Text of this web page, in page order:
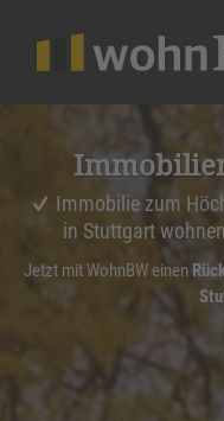
Immobilie zum
in Stuttgart
Jetzt mit WohnBW einen